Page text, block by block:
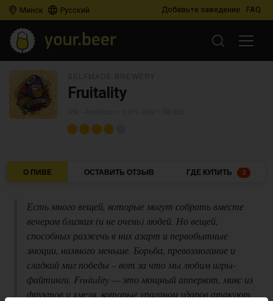
Минск Русский Добавьте заведение FAQ
Fruitality
О ПИВЕ ОСТАВИТЬ ОТЗЫВ ГДЕ КУПИТЬ 2
Есть много вещей, которые могут собрать вместе
вечером близких (и не очень) людей. Но вещей,
способных разжечь в них азарт и первобытные
эмоции, намного меньше. Борьба, превозмогание и
сладкий миг победы – вот за что мы любим игры-
файтинги. Fruitality — это мощный апперкот, микс из
фруктов и хмеля, которые ураганом ударов атакуют